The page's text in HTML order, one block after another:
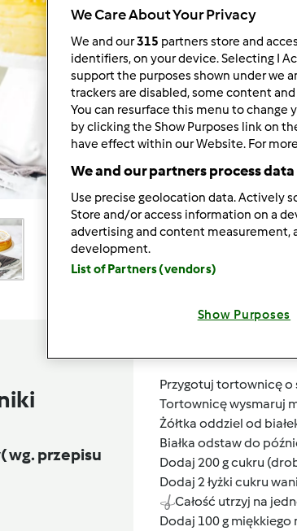
wg. przepisu
Przygotuj tortownicę o
Tortownicę wysmaruj
Żółtka oddziel od
Białka odstaw do
Dodaj 200 g cukru
Dodaj 2 łyżki cukru
Całość utrzyj na
Dodaj 100 g miękkiego
We Care About Your Privacy
We and our315 partners store and
identifiers, on your device. Selecting I
support the purposes shown under we
trackers are disabled, some content
You can resurface this menu to change
by clicking the Show Purposes link on
have effect within our Website. For
We and our partners process
Use precise geolocation data. Actively
Store and/or access information on a
advertising and content measurement,
development.
List of Partners (vendors)
Show Purposes